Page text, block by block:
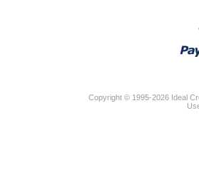
Copyright © 1995-2026 Ideal